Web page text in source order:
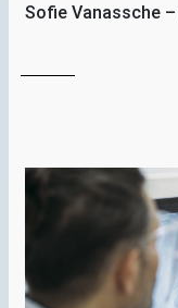
Sofie Vanassche